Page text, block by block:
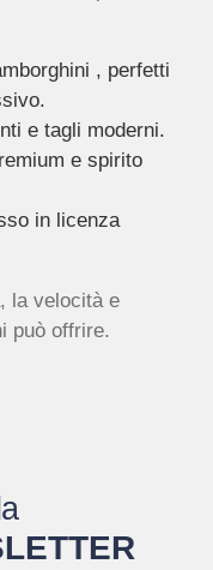
, perfetti
e tagli moderni.
e spirito
in licenza
la velocità e
può offrire.